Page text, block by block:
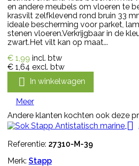
en andere meubels om vloeren te
krasvilt zelfklevend rond bruin 33
ideale bescherming voor parket,
stenen vloeren.Verkrijgbaar in de
zwart.Het vilt kan op maat...
€ 1,99 incl. btw
€ 1,64 excl. btw
 In winkelwagen
Meer
Andere klanten kochten ook deze

Referentie: 27310-M-39
Merk: Stapp